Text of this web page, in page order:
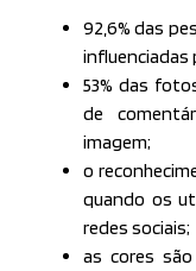
92,6% das
influenciadas
53% das
de
imagem;
o
quando os
redes sociais;
as cores